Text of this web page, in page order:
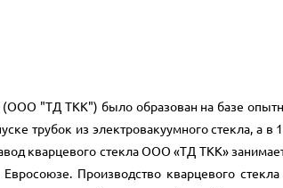
"ТД ТКК") было образован на базе
трубок из электровакуумного стекла, а
кварцевого стекла ООО «ТД ТКК»
Производство кварцевого